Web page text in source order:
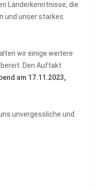
Länderkenntnisse, die
und unser starkes
wir einige weitere
Den Auftakt
am 17.11.2023,
unvergessliche und